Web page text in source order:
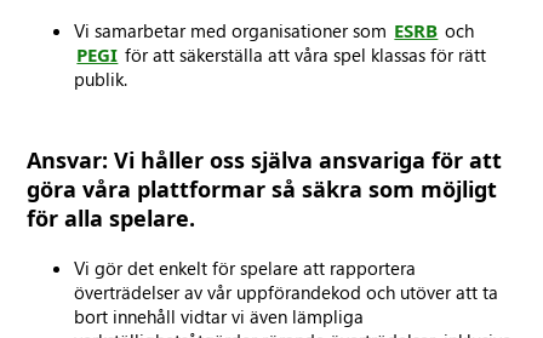
Vi samarbetar med organisationer som ESRB och
PEGI för att säkerställa att våra spel klassas för rätt
publik.
Ansvar: Vi håller oss själva ansvariga för att
göra våra plattformar så säkra som möjligt
för alla spelare.
Vi gör det enkelt för spelare att rapportera
överträdelser av vår uppförandekod och utöver att ta
bort innehåll vidtar vi även lämpliga